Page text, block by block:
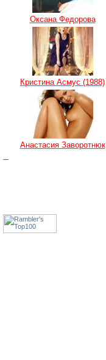
Оксана Федорова
Кристина Асмус (1988)
Анастасия Заворотнюк